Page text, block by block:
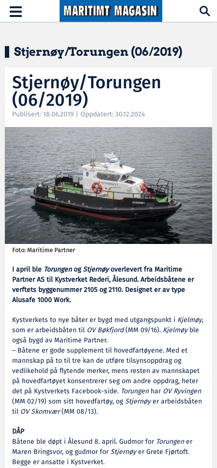
Hopp til hovedinnhold
Toggle
navigation
Stjernøy/Torungen (06/2019)
Stjernøy/Torungen
(06/2019)
Publisert: 18.06.2019 | Oppdatert: 30.12.2024
Foto: Maritime Partner
I april ble TorungenogStjernøyoverlevert fra Maritime
Partner AS til Kystverket Rederi, Ålesund. Arbeidsbåtene er
verftets byggenummer 2105 og 2110. Designet er av type
Alusafe 1000 Work.
Kystverkets to nye båter er bygd med utgangspunkt i Kjelmøy,
som er arbeidsbåten til OV Bøkfjord(MM 09/16). Kjelmøyble
også bygd av Maritime Partner.
– Båtene er gode supplement til hovedfartøyene. Med et
mannskap på to til tre kan de utføre tilsynsoppdrag og
vedlikehold på flytende merker, mens resten av mannskapet
på hovedfartøyet konsentrerer seg om andre oppdrag, heter
det på Kystverkets Facebook-side. TorungenharOV Ryvingen
(MM 02/19) som sitt hovedfartøy, ogStjernøyer arbeidsbåten
til OV Skomvær(MM 08/13).
DÅP
Båtene ble døpt i Ålesund 8. april. Gudmor for Torungener
Maren Bringsvor, og gudmor forStjernøyer Grete Fjørtoft.
Begge er ansatte i Kystverket.